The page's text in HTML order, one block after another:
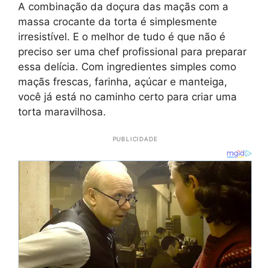
A combinação da doçura das maçãs com a
massa crocante da torta é simplesmente
irresistível. E o melhor de tudo é que não é
preciso ser uma chef profissional para preparar
essa delícia. Com ingredientes simples como
maçãs frescas, farinha, açúcar e manteiga,
você já está no caminho certo para criar uma
torta maravilhosa.
PUBLICIDADE